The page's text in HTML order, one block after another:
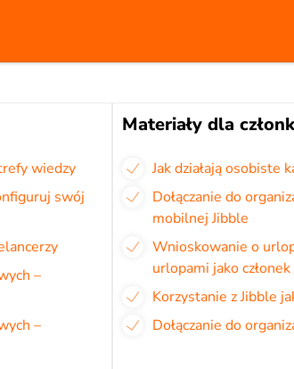
wiedzy
swój
–
–
Materiały dla
Jak działają osobiste
Dołączanie do
mobilnej Jibble
Wnioskowanie o
urlopami jako członek
Korzystanie z Jibble
Dołączanie do